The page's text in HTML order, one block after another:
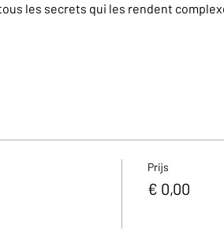
les secrets qui les rendent
Prijs
€ 0,00